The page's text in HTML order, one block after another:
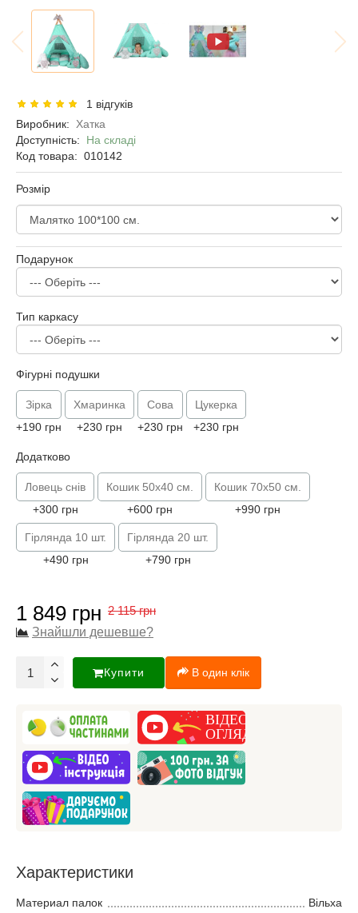
1 відгуків
Виробник:
Хатка
Доступність: На складі
Код товара: 010142
Розмір
Подарунок
Тип каркасу
Фігурні подушки
Зірка
+190 грн
Хмаринка
+230 грн
Сова
+230 грн
Цукерка
+230 грн
Додатково
Ловець снів
+300 грн
Кошик 50х40 см.
+600 грн
Кошик 70х50 см.
+990 грн
Гірлянда 10 шт.
+490 грн
Гірлянда 20 шт.
+790 грн
1 849 грн 2 115 грн
Знайшли дешевше?
Купити В один клік
Характеристики
Материал палок
Вільха